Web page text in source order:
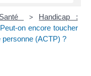
>
Handicap :
Peut-on encore toucher
(ACTP) ?